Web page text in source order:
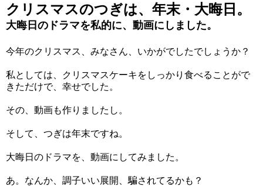
クリスマスのつぎは、年末・大晦日。
大晦日のドラマを私的に、動画にしました。
今年のクリスマス、みなさん、いかがでしたでしょうか？
私としては、クリスマスケーキをしっかり食べることがで
きただけで、幸せでした。
その、動画も作りましたし。
そして、つぎは年末ですね。
大晦日のドラマを、動画にしてみました。
あ。なんか、調子いい展開、騙されてるかも？